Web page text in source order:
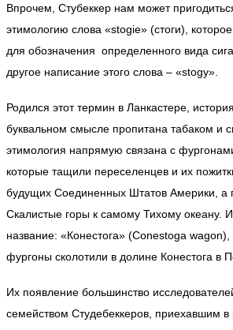
Впрочем, Стубеккер нам может
этимологию слова «stogie» (стоги),
для обозначения определенного вида
другое написание этого слова – «stogy».
Родился этот термин в Ланкастере,
буквальном смысле пропитана табаком и
этимология напрямую связана с
которые тащили переселенцев и их
будущих Соединенных Штатов Америки, а
Скалистые горы к самому Тихому океану.
название: «Конестога» (Conestoga wagon),
фургоны сколотили в долине Конестога в
Их появление большинство
семейством Студебеккеров, приехавшим в